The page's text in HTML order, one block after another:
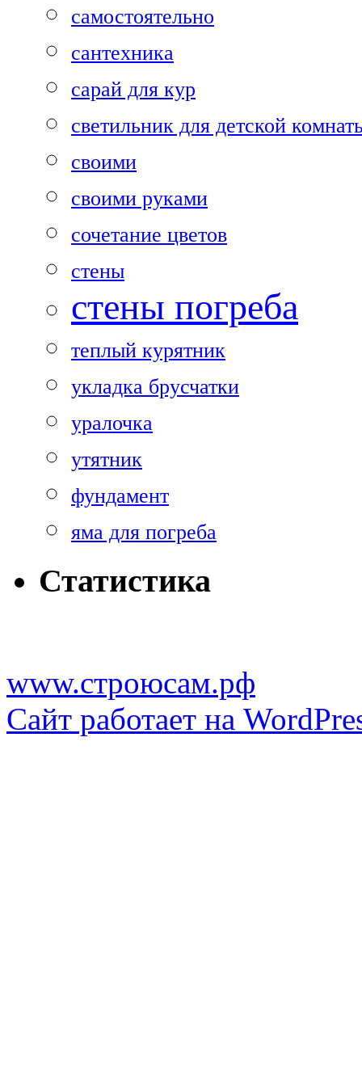
самостоятельно
сантехника
сарай для кур
светильник для детской
своими
своими руками
сочетание цветов
стены
стены погреба
теплый курятник
укладка брусчатки
уралочка
утятник
фундамент
яма для погреба
Статистика
www.строюсам.рф
Сайт работает на